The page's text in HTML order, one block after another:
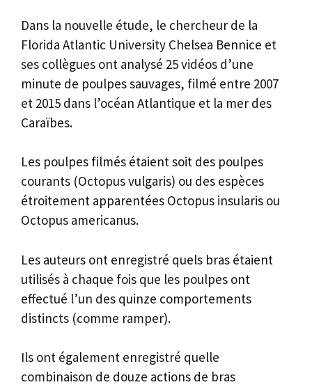
Dans la nouvelle étude, le chercheur de la
Florida Atlantic University Chelsea Bennice et
ses collègues ont analysé 25 vidéos d’une
minute de poulpes sauvages, filmé entre 2007
et 2015 dans l’océan Atlantique et la mer des
Caraïbes.
Les poulpes filmés étaient soit des poulpes
courants (Octopus vulgaris) ou des espèces
étroitement apparentées Octopus insularis ou
Octopus americanus.
Les auteurs ont enregistré quels bras étaient
utilisés à chaque fois que les poulpes ont
effectué l’un des quinze comportements
distincts (comme ramper).
Ils ont également enregistré quelle
combinaison de douze actions de bras